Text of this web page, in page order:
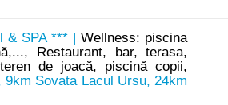
& SPA *** |Wellness: piscina
Restaurant, bar, terasa,
de joacă, piscină copii,
Sovata Lacul Ursu, 24km